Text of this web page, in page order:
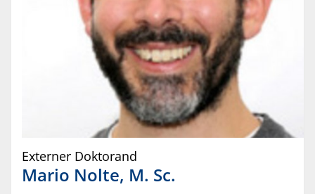
Externer Doktorand
Mario Nolte, M. Sc.